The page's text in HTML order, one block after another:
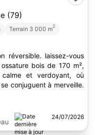
(79)
Terrain 3 000 m2
réversible. laissez-vous
bois de 170 m²,
et verdoyant, où
conjuguent à merveille.
24/07/2026